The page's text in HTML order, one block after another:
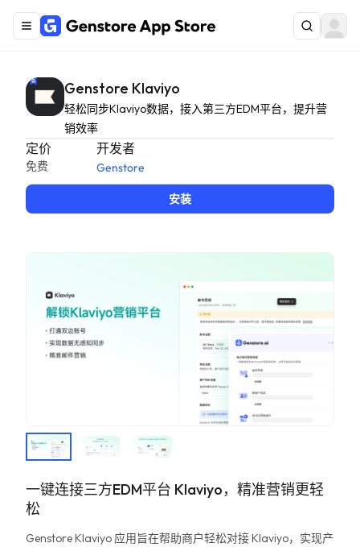
Genstore Klaviyo
轻松同步Klaviyo数据，接入第三方EDM平台，提升营
销效率
定价
免费
开发者
Genstore
安装
一键连接三方EDM平台 Klaviyo，精准营销更轻
松
Genstore Klaviyo 应用旨在帮助商户轻松对接 Klaviyo，实现产